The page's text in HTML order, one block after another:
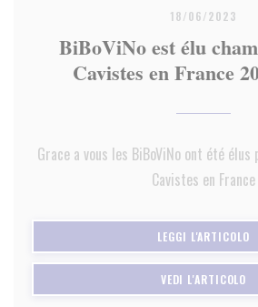
18/06/2023
BiBoViNo est élu
Cavistes en France
Grace a vous les BiBoViNo ont été
Cavistes en France
LEGGI L'ARTICOLO
VEDI L'ARTICOLO